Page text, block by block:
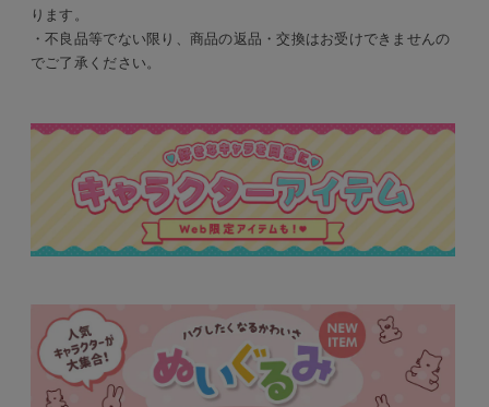
ります。
・不良品等でない限り、商品の返品・交換はお受けできませんの
でご了承ください。